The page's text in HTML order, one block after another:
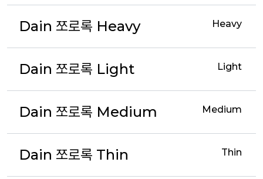
Dain 쪼로록 Heavy Heavy
Dain 쪼로록 Light Light
Dain 쪼로록 Medium Medium
Dain 쪼로록 Thin Thin